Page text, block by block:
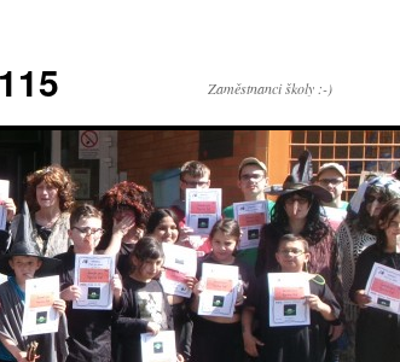
Zaměstnanci školy :-)